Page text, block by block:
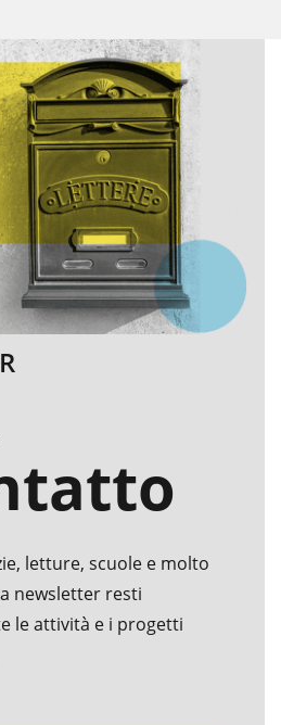
letture, scuole e molto
newsletter resti
le attività e i progetti